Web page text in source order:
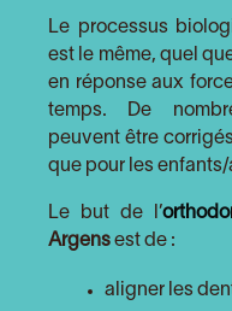
Le processus
est le même, quel
en réponse aux
temps. De
peuvent être
que pour les
Le but de l’
Argens est de :
aligner les